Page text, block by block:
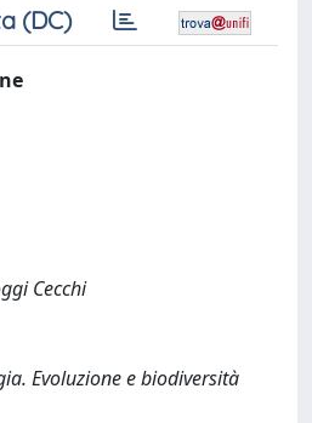
(DC)
Cecchi
Evoluzione e biodiversità